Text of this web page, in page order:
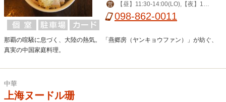
営
【昼】11:30-14:00(LO),【夜】17:
30-22:30(LO),土/祝17:00-22:30(LO),
098-862-0011
那覇の喧騒に息づく、大陸の熱気。 「燕郷房（ヤンキョウファン）」が紡ぐ、
真実の中国家庭料理。
中華
上海ヌードル珊